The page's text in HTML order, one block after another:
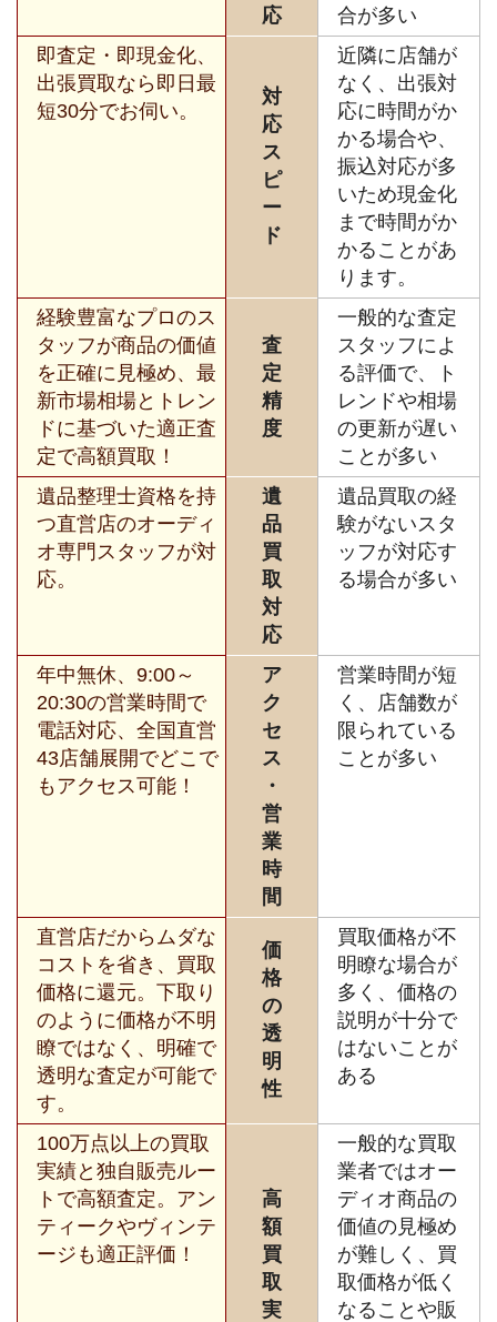
応
合が多い
即査定・即現金化、
出張買取なら即日最
短30分でお伺い。
対
応
ス
ピ
ー
ド
近隣に店舗が
なく、出張対
応に時間がか
かる場合や、
振込対応が多
いため現金化
まで時間がか
かることがあ
ります。
経験豊富なプロのス
タッフが商品の価値
を正確に見極め、最
新市場相場とトレン
ドに基づいた適正査
定で高額買取！
査
定
精
度
一般的な査定
スタッフによ
る評価で、ト
レンドや相場
の更新が遅い
ことが多い
遺品整理士資格を持
つ直営店のオーディ
オ専門スタッフが対
応。
遺
品
買
取
対
応
遺品買取の経
験がないスタ
ッフが対応す
る場合が多い
年中無休、9:00～
20:30の営業時間で
電話対応、全国直営
43店舗展開でどこで
もアクセス可能！
ア
ク
セ
ス
・
営
業
時
間
営業時間が短
く、店舗数が
限られている
ことが多い
直営店だからムダな
コストを省き、買取
価格に還元。下取り
のように価格が不明
瞭ではなく、明確で
透明な査定が可能で
す。
価
格
の
透
明
性
買取価格が不
明瞭な場合が
多く、価格の
説明が十分で
はないことが
ある
100万点以上の買取
実績と独自販売ルー
トで高額査定。アン
ティークやヴィンテ
ージも適正評価！
高
額
買
取
実
一般的な買取
業者ではオー
ディオ商品の
価値の見極め
が難しく、買
取価格が低く
なることや販